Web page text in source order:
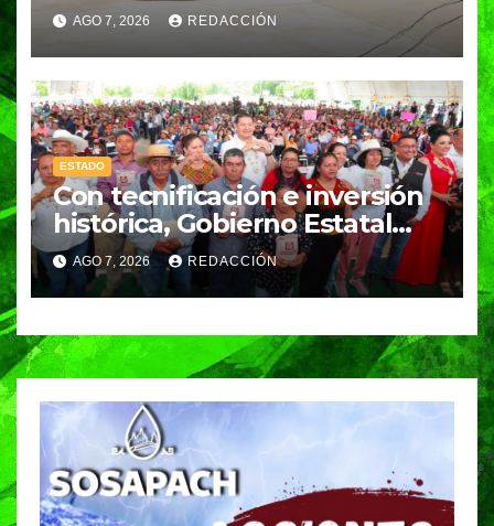
AGO 7, 2026 REDACCIÓN
ESTADO
Con tecnificación e inversión
histórica, Gobierno Estatal
impulsa la revolución del
campo
AGO 7, 2026 REDACCIÓN